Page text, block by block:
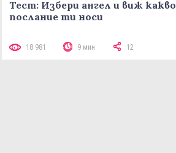
Тест: Избери ангел и виж какво
послание ти носи
18 981 9 мин 12